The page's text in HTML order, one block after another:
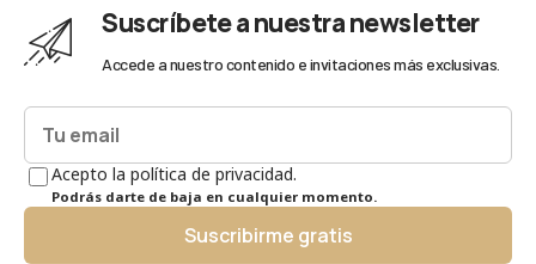
Suscríbete a nuestra newsletter
Accede a nuestro contenido e invitaciones más exclusivas.
Acepto la política de privacidad.
Podrás darte de baja en cualquier momento.
Suscribirme gratis